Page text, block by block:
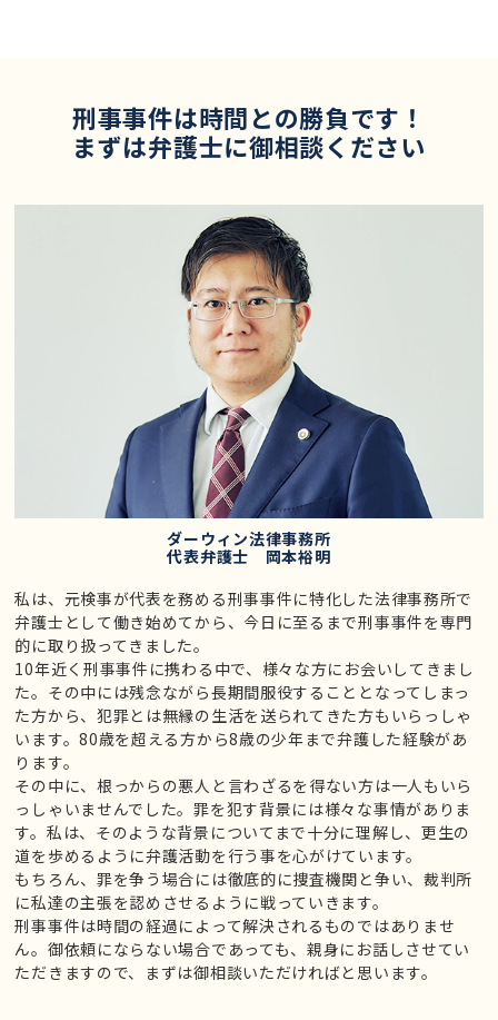
刑事事件は時間との勝負です！
まずは弁護士に御相談ください
ダーウィン法律事務所
代表弁護士 岡本裕明
私は、元検事が代表を務める刑事事件に特化した法律事務所で
弁護士として働き始めてから、今日に至るまで刑事事件を専門
的に取り扱ってきました。
10年近く刑事事件に携わる中で、様々な方にお会いしてきまし
た。その中には残念ながら長期間服役することとなってしまっ
た方から、犯罪とは無縁の生活を送られてきた方もいらっしゃ
います。80歳を超える方から8歳の少年まで弁護した経験があ
ります。
その中に、根っからの悪人と言わざるを得ない方は一人もいら
っしゃいませんでした。罪を犯す背景には様々な事情がありま
す。私は、そのような背景についてまで十分に理解し、更生の
道を歩めるように弁護活動を行う事を心がけています。
もちろん、罪を争う場合には徹底的に捜査機関と争い、裁判所
に私達の主張を認めさせるように戦っていきます。
刑事事件は時間の経過によって解決されるものではありませ
ん。御依頼にならない場合であっても、親身にお話しさせてい
ただきますので、まずは御相談いただければと思います。